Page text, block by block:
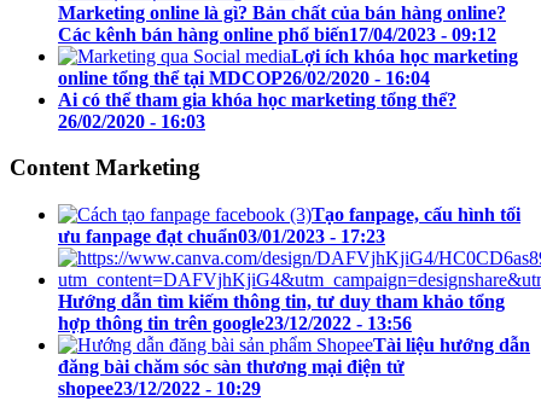
Marketing online là gì? Bản chất của bán hàng online?
Các kênh bán hàng online phổ biến17/04/2023 - 09:12
Lợi ích khóa học marketing
online tổng thể tại MDCOP26/02/2020 - 16:04
Ai có thể tham gia khóa học marketing tổng thể?
26/02/2020 - 16:03
Content Marketing
Tạo fanpage, cấu hình tối
ưu fanpage đạt chuẩn03/01/2023 - 17:23
Hướng dẫn tìm kiếm thông tin, tư duy tham khảo tổng
hợp thông tin trên google23/12/2022 - 13:56
Tài liệu hướng dẫn
đăng bài chăm sóc sàn thương mại điện tử
shopee23/12/2022 - 10:29